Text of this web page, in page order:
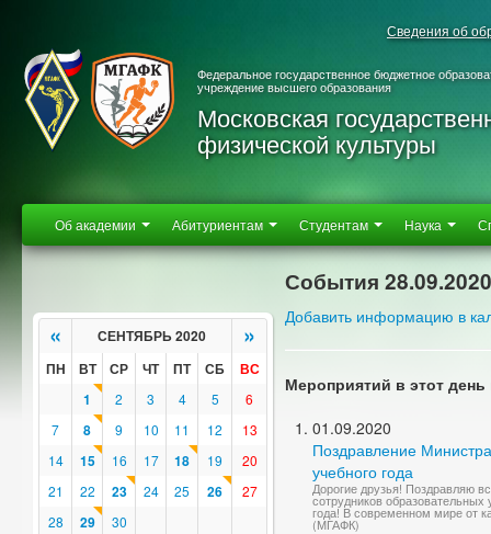
Сведения об
Федеральное государственное бюджетное
учреждение высшего образования
Московская
физической культуры
Об академии Абитуриентам Студентам Наука
« СЕНТЯБРЬ 2020 »
ПН ВТ СР ЧТ ПТ СБ
ВС
1
2 3 4 5
6
7
8 9 10 11 12
13
14
15 16 17 18 19
20
21
22 23 24 25 26
27
28
29 30
События 28.09.2020
Добавить информацию в
Мероприятий в этот день
01.09.2020
Поздравление
учебного года
Дорогие друзья! Поздравляю
сотрудников
года! В современном мире от
(МГАФК)